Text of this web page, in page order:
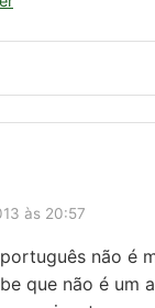
às 20:57
não é
que não é um